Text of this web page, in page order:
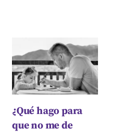
MEMORIA
¿Qué hago para
que no me de